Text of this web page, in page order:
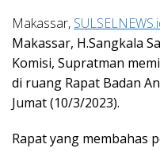
Makassar,
Makassar, H.Sangkala
Komisi, Supratman
di ruang Rapat Badan
Jumat (10/3/2023).
Rapat yang membahas